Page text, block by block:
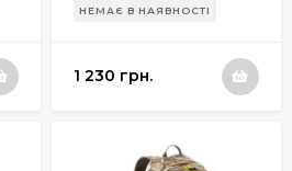
НЕМАЄ В НАЯВНОСТІ
1 230 грн.